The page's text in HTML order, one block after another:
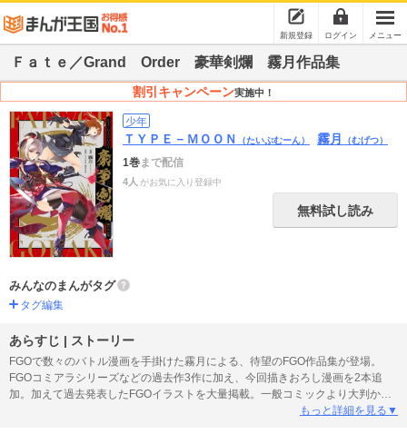
新規登録 ログイン メニュー
Ｆａｔｅ／Grand Order 豪華剣爛 霧月作品集
割引キャンペーン実施中！
少年
ＴＹＰＥ－ＭＯＯＮ （たいぷむーん） 霧月 （むげつ）
1巻まで配信
4人 がお気に入り登録中
無料試し読み
みんなのまんがタグ
タグ編集
あらすじ | ストーリー
FGOで数々のバトル漫画を手掛けた霧月による、待望のFGO作品集が登場。
FGOコミアラシリーズなどの過去作3作に加え、今回描きおろし漫画を2本追
加。加えて過去発表したFGOイラストを大量掲載。一般コミックより大判かつ
大ボリュームコミックな1冊です。収録内容カラーイラスト再録＞10点漫画＞
もっと詳細を見る▼